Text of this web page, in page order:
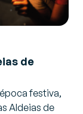
de
festiva,
Aldeias de